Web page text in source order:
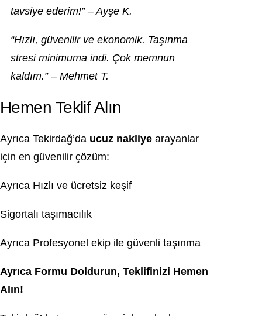
tavsiye ederim!” – Ayşe K.
“Hızlı, güvenilir ve ekonomik. Taşınma
stresi minimuma indi. Çok memnun
kaldım.” – Mehmet T.
Hemen Teklif Alın
Ayrıca Tekirdağ’da ucuz nakliye arayanlar
için en güvenilir çözüm:
Ayrıca Hızlı ve ücretsiz keşif
Sigortalı taşımacılık
Ayrıca Profesyonel ekip ile güvenli taşınma
Ayrıca Formu Doldurun, Teklifinizi Hemen
Alın!